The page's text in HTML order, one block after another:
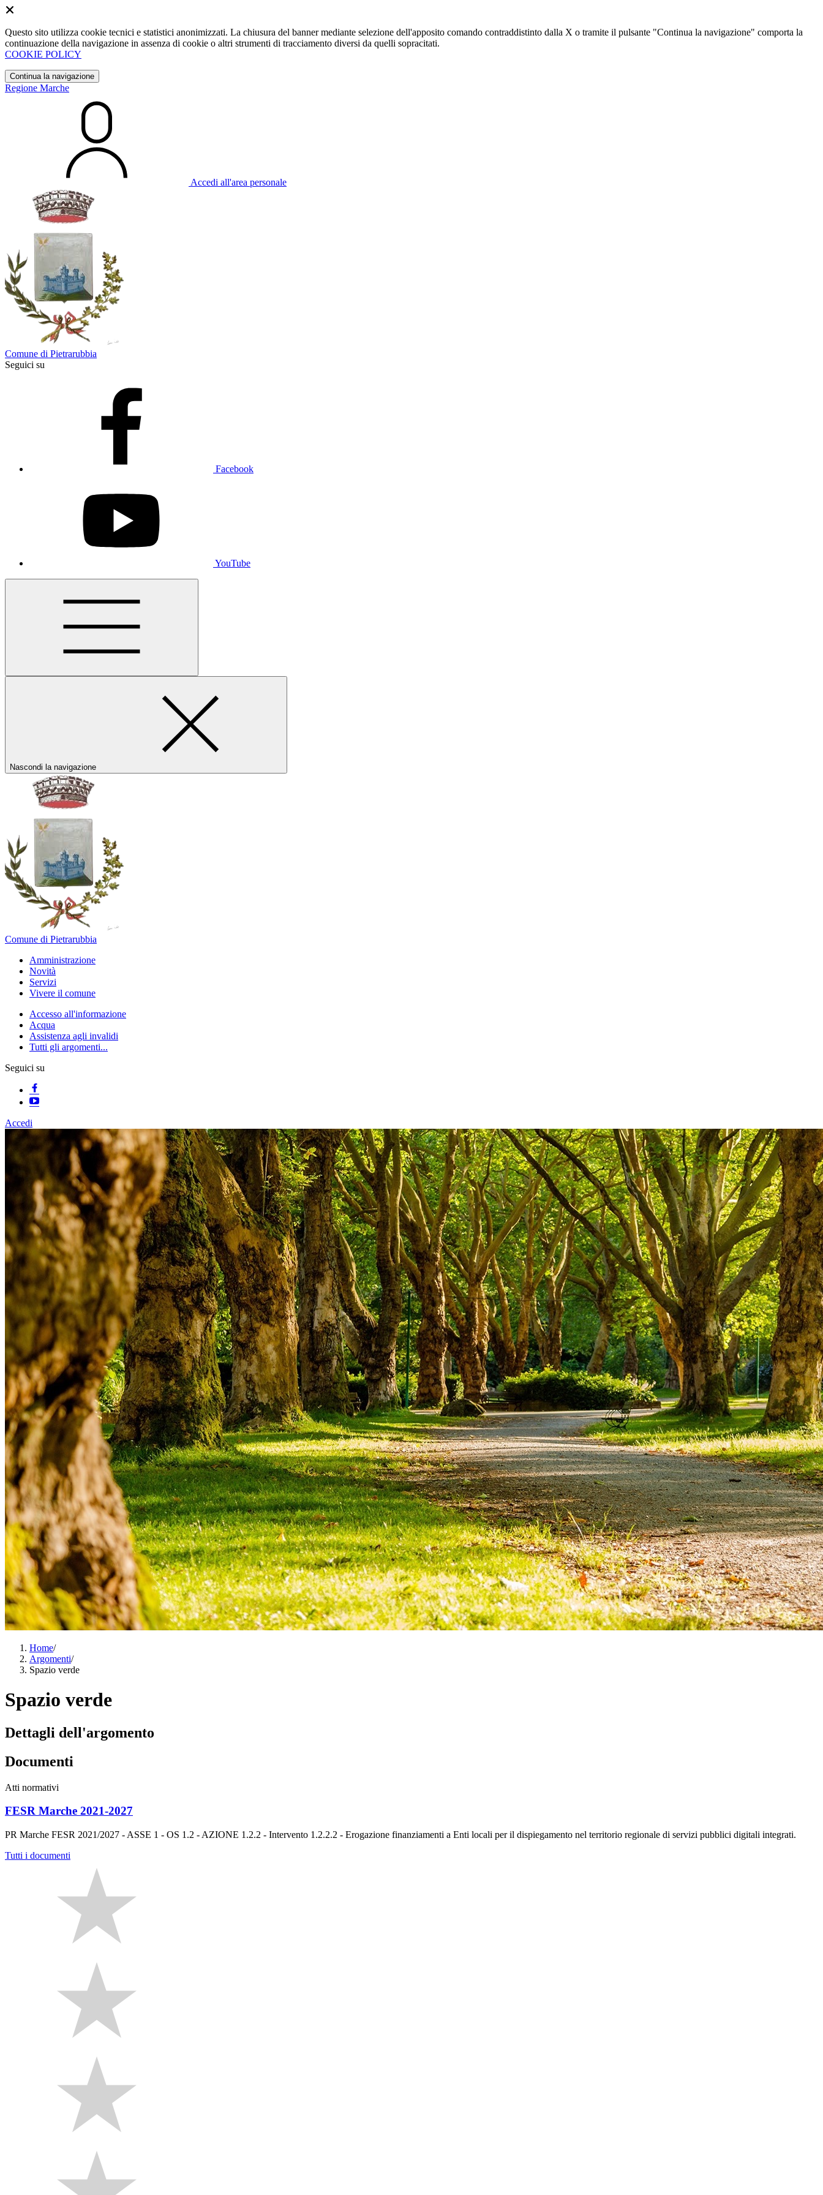
Questo sito utilizza cookie tecnici e statistici anonimizzati. La chiusura del banner mediante selezione dell'apposito comando contraddistinto dalla X o tramite il pulsante "Continua la navigazione" comporta la
continuazione della navigazione in assenza di cookie o altri strumenti di tracciamento diversi da quelli sopracitati.
COOKIE POLICY
Continua la navigazione
Regione Marche
Accedi all'area personale
Comune di Pietrarubbia
Seguici su
Facebook
YouTube
Nascondi la navigazione
Comune di Pietrarubbia
Amministrazione
Novità
Servizi
Vivere il comune
Accesso all'informazione
Acqua
Assistenza agli invalidi
Tutti gli argomenti...
Seguici su
Accedi
Home/
Argomenti/
Spazio verde
Spazio verde
Dettagli dell'argomento
Documenti
Atti normativi
FESR Marche 2021-2027
PR Marche FESR 2021/2027 - ASSE 1 - OS 1.2 - AZIONE 1.2.2 - Intervento 1.2.2.2 - Erogazione finanziamenti a Enti locali per il dispiegamento nel territorio regionale di servizi pubblici digitali integrati.
Tutti i documenti